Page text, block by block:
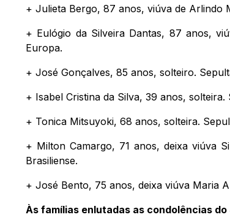
+ Julieta Bergo, 87 anos, viúva de Arlindo
+ Eulógio da Silveira Dantas, 87 anos,
Europa.
+ José Gonçalves, 85 anos, solteiro.
+ Isabel Cristina da Silva, 39 anos,
+ Tonica Mitsuyoki, 68 anos, solteira.
+ Milton Camargo, 71 anos, deixa viúva
Brasiliense.
+ José Bento, 75 anos, deixa viúva Maria
Às famílias enlutadas as condolências do